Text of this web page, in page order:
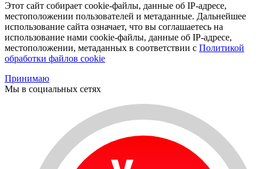
Этот сайт собирает cookie-файлы, данные об IP-адресе,
местоположении пользователей и метаданные. Дальнейшее
использование сайта означает, что вы соглашаетесь на
использование нами cookie-файлы, данные об IP-адресе,
местоположении, метаданных в соответствии с Политикой
обработки файлов cookie
Принимаю
Мы в социальных сетях